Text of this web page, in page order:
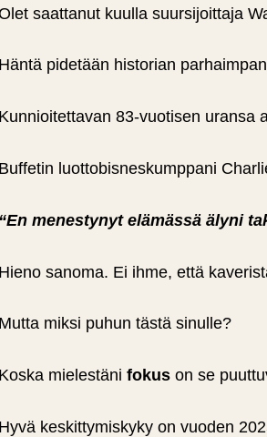
saattanut kuulla suursijoittaja
Häntä pidetään historian
Kunnioitettavan 83-vuotisen uransa
Buffetin luotto­bisneskumppani
“En menestynyt elämässä älyni
Hieno sanoma. Ei ihme, että
Mutta miksi puhun tästä sinulle?
Koska mielestäni fokus on se
Hyvä keskittymiskyky on vuoden